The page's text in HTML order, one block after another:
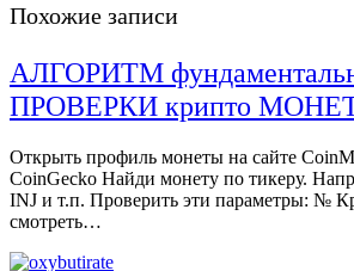
Похожие записи
АЛГОРИТМ
ПРОВЕРКИ крипто
Открыть профиль монеты на сайте
CoinGecko Найди монету по тикеру.
INJ и т.п. Проверить эти параметры: №
смотреть…